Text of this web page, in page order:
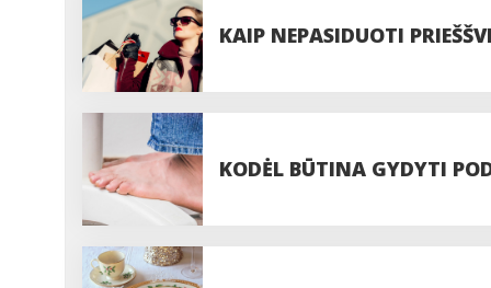
KAIP NEPASIDUOTI
KODĖL BŪTINA GYDYTI